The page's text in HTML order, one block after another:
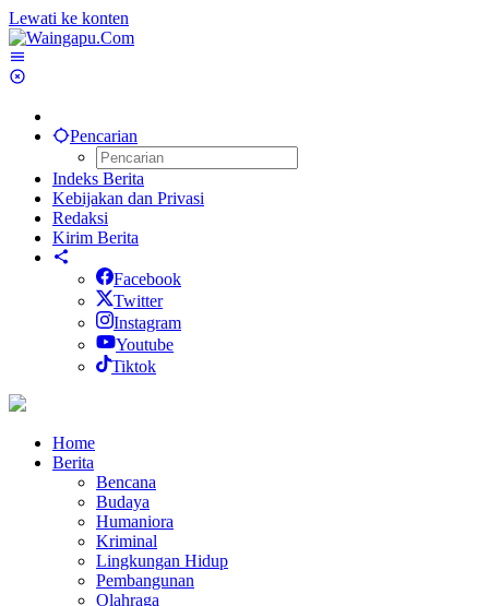
Lewati ke konten
Pencarian
Indeks Berita
Kebijakan dan Privasi
Redaksi
Kirim Berita
Facebook
Twitter
Instagram
Youtube
Tiktok
Home
Berita
Bencana
Budaya
Humaniora
Kriminal
Lingkungan Hidup
Pembangunan
Olahraga